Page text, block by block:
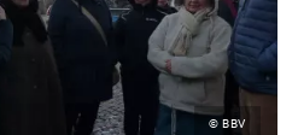
© BBV